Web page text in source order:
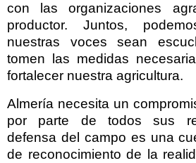
con las organizaciones
productor. Juntos,
nuestras voces sean
tomen las medidas
fortalecer nuestra agricultura.
Almería necesita un
por parte de todos sus
defensa del campo es una
de reconocimiento de la